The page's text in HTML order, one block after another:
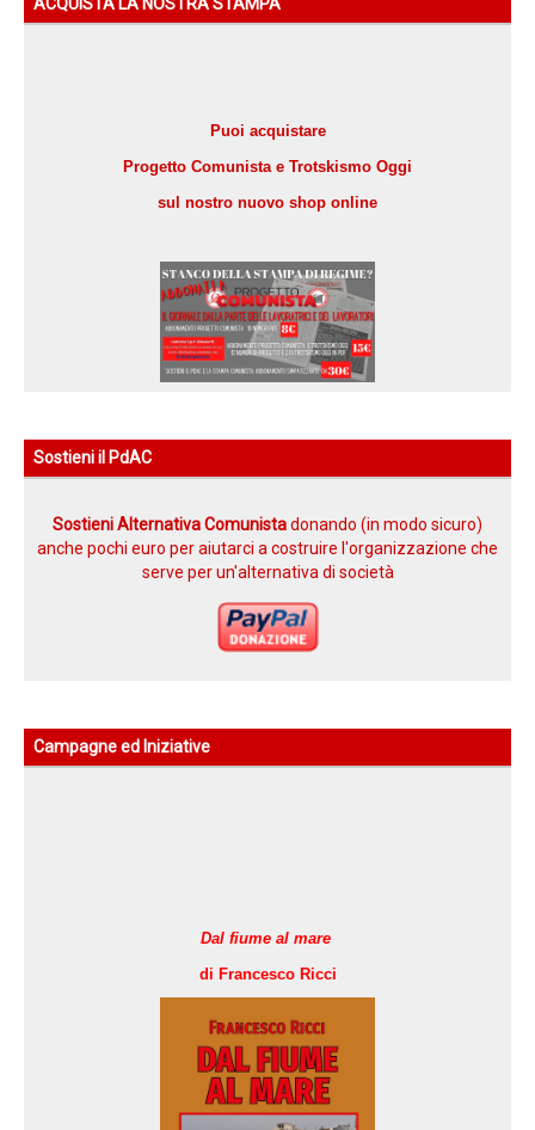
Puoi acquistare
Progetto Comunista e Trotskismo Oggi
sul nostro nuovo shop online
Sostieni il PdAC
Sostieni Alternativa Comunistadonando (in modo sicuro)
anche pochi euro per aiutarci a costruire l'organizzazione che
serve per un'alternativa di società
Campagne ed Iniziative
Dal fiume al mare
di Francesco Ricci